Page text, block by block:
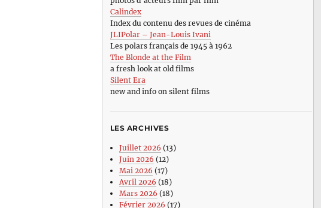
Calindex
Index du contenu des revues de cinéma
JLIPolar – Jean-Louis Ivani
Les polars français de 1945 à 1962
The Blonde at the Film
a fresh look at old films
Silent Era
new and info on silent films
LES ARCHIVES
Juillet 2026 (13)
Juin 2026 (12)
Mai 2026 (17)
Avril 2026 (18)
Mars 2026 (18)
Février 2026 (17)